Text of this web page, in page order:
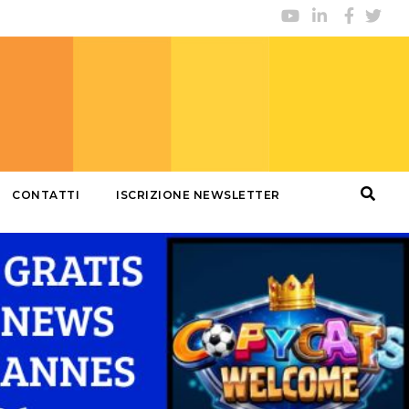
CONTATTI ISCRIZIONE NEWSLETTER